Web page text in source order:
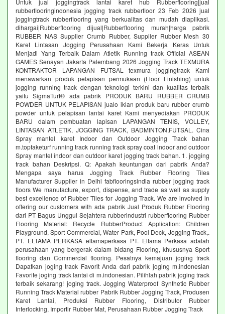
Untuk jual joggingtrack lantai karet hub Rubberflooring|jual
rubberflooringindonesia jogging track rubberfloor 23 Feb 2026 jual
joggingtrack rubberflooring yang berkualitas dan mudah diaplikasi.
dihargai|Rubberflooring dijual|Rubberflooring murah|harga pabrik
RUBBER NAS Supplier Crumb Rubber, Supplier Rubber Mesh 30
Karet Lintasan Jogging Perusahaan Kami Bekerja Keras Untuk
Menjadi Yang Terbaik Dalam Atletik Running track Official ASEAN
GAMES Senayan Jakarta Palembang 2026 Jogging Track TEXMURA
KONTRAKTOR LAPANGAN FUTSAL texmura joggingtrack Kami
menawarkan produk pelapisan permukaan (Floor Finishing) untuk
jogging running track dengan teknologi terkini dan kualitas terbaik
yaitu SigmaTurf® ada pabrik PRODUK BARU RUBBER CRUMB
POWDER UNTUK PELAPISAN jualo iklan produk baru rubber crumb
powder untuk pelapisan lantai karet Kami menyediakan PRODUK
BARU dalam pembuatan lapisan LAPANGAN TENIS, VOLLEY,
LINTASAN ATLETIK, JOGGING TRACK, BADMINTON,FUTSAL. Cina
Spray mantel karet Indoor dan Outdoor Jogging Track bahan
m.topfaketurf running track running track spray coat indoor and outdoor
Spray mantel indoor dan outdoor karet jogging track bahan. 1. jogging
track bahan Deskripsi. Q: Apakah keuntungan dari pabrik Anda?
Mengapa saya harus Jogging Track Rubber Flooring Tiles
Manufacturer Supplier in Delhi fabflooringsindia rubber jogging track
floors We manufacture, export, dispense, and trade as well as supply
best excellence of Rubber Tiles for Jogging Track. We are involved in
offering our customers with ada pabrik Jual Produk Rubber Flooring
dari PT Bagus Unggul Sejahtera rubberindustri rubberflooring Rubber
Flooring Material: Recycle RubberProduct Application: Children
Playground, Sport Commercial, Water Park, Pool Deck, Jogging Track,.
PT. ELTAMA PERKASA eltamaperkasa PT. Eltama Perkasa adalah
perusahaan yang bergerak dalam bidang Flooring, khususnya Sport
flooring dan Commercial flooring. Pesatnya kemajuan joging track
Dapatkan joging track Favorit Anda dari pabrik joging m.indonesian
Favorite joging track lantai di m.indonesian. Pilihlah pabrik joging track
terbaik sekarang! joging track. Jogging Waterproof Synthetic Rubber
Running Track Material rubber Pabrik Rubber Jogging Track, Produsen
Karet Lantai, Produksi Rubber Flooring, Distributor Rubber
Interlocking, Importir Rubber Mat, Perusahaan Rubber Jogging Track